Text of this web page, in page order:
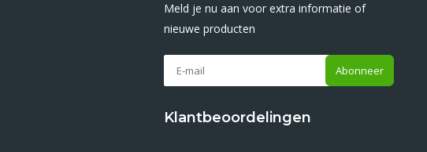
Meld je nu aan voor extra informatie of
nieuwe producten
Abonneer
Klantbeoordelingen